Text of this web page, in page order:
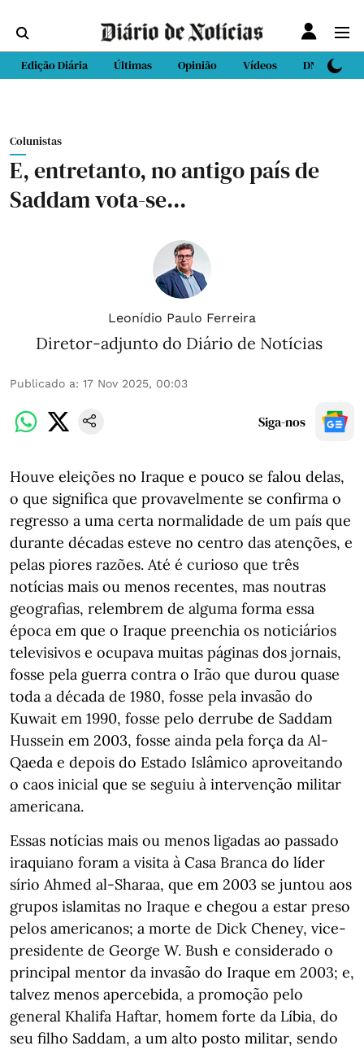
Edição Diária Últimas Opinião Vídeos DN Sport
Colunistas
E, entretanto, no antigo país de
Saddam vota-se...
Leonídio Paulo Ferreira
Diretor-adjunto do Diário de Notícias
Publicado a: 17 Nov 2025, 00:03
Siga-nos
Houve eleições no Iraque e pouco se falou delas,
o que significa que provavelmente se confirma o
regresso a uma certa normalidade de um país que
durante décadas esteve no centro das atenções, e
pelas piores razões. Até é curioso que três
notícias mais ou menos recentes, mas noutras
geografias, relembrem de alguma forma essa
época em que o Iraque preenchia os noticiários
televisivos e ocupava muitas páginas dos jornais,
fosse pela guerra contra o Irão que durou quase
toda a década de 1980, fosse pela invasão do
Kuwait em 1990, fosse pelo derrube de Saddam
Hussein em 2003, fosse ainda pela força da Al-
Qaeda e depois do Estado Islâmico aproveitando
o caos inicial que se seguiu à intervenção militar
americana.
Essas notícias mais ou menos ligadas ao passado
iraquiano foram a visita à Casa Branca do líder
sírio Ahmed al-Sharaa, que em 2003 se juntou aos
grupos islamitas no Iraque e chegou a estar preso
pelos americanos; a morte de Dick Cheney, vice-
presidente de George W. Bush e considerado o
principal mentor da invasão do Iraque em 2003; e,
talvez menos apercebida, a promoção pelo
general Khalifa Haftar, homem forte da Líbia, do
seu filho Saddam, a um alto posto militar, sendo